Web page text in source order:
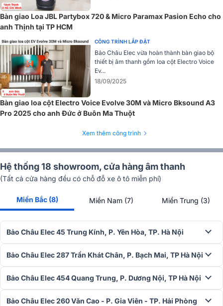
hay cuộc họp. Loa tích hợp có công suất đầu ra là 2 x 15 mW/32
ohm, đảm bảo âm thanh đầu ra ấn tượng và rõ ràng. Việc tích hợp
loa vào thiết bị giúp tiết kiệm không gian và giảm thiểu sự phức tạp
Hộp đại biểu có một bộ chọn kênh phiên dịch bosch DCN-DISCS-
xđang được phân phối chính hãng tạiBảo Châu Elecvới mức giá
tốt nhất thị trường. Nếu yêu thích sản phẩm này hãy gọi cho chúng
tôi theo hotline1900 0255để đặt hàng và giao hàng tận nơi hoặc
có bất cứ câu hỏi nào hãy để lại bình luận bên dưới, chúng tôi sẽ trả
lời bạn sớm nhất.
Bàn giao Loa JBL Partybox 720 & Micro Paramax Pasion Echo cho
anh Thịnh tại TP HCM
CÔNG TRÌNH LẮP ĐẶT
Bảo Châu Elec vừa hoàn thành bàn giao bộ
thiết bị âm thanh gồm loa cột Electro Voice
Ev...
18/09/2025
Bàn giao loa cột Electro Voice Evolve 30M và Micro Bksound A3
Pro 2025 cho anh Đức ở Buôn Ma Thuột
Xem thêm công trình
Hệ thống 18 showroom, cửa hàng âm thanh
(Tất cả cửa hàng đều có chỗ đỗ xe ô tô miễn phí)
Miền Bắc (8) Miền Nam (7) Miền Trung (3)
Bảo Châu Elec 45 Trung Kính, P. Yên Hòa, TP. Hà Nội
Bảo Châu Elec 287 Trần Khát Chân, P. Bạch Mai, TP Hà Nội
Bảo Châu Elec 454 Quang Trung, P. Dương Nội, TP Hà Nội
Bảo Châu Elec 260 Văn Cao - P. Gia Viên - TP. Hải Phòng